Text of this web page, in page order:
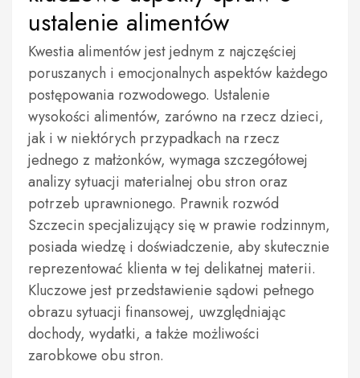
ustalenie alimentów
Kwestia alimentów jest jednym z najczęściej
poruszanych i emocjonalnych aspektów każdego
postępowania rozwodowego. Ustalenie
wysokości alimentów, zarówno na rzecz dzieci,
jak i w niektórych przypadkach na rzecz
jednego z małżonków, wymaga szczegółowej
analizy sytuacji materialnej obu stron oraz
potrzeb uprawnionego. Prawnik rozwód
Szczecin specjalizujący się w prawie rodzinnym,
posiada wiedzę i doświadczenie, aby skutecznie
reprezentować klienta w tej delikatnej materii.
Kluczowe jest przedstawienie sądowi pełnego
obrazu sytuacji finansowej, uwzględniając
dochody, wydatki, a także możliwości
zarobkowe obu stron.